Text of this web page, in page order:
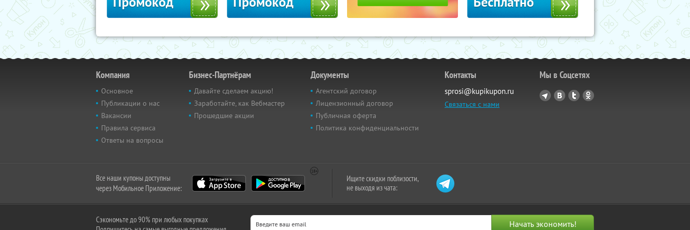
Компания
Основное
Публикации о нас
Вакансии
Правила сервиса
Ответы на вопросы
Бизнес-Партнёрам
Давайте сделаем акцию!
Заработайте, как Вебмастер
Прошедшие акции
Документы
Агентский договор
Лицензионный договор
Публичная оферта
Политика конфиденциальности
Контакты
sprosi@kupikupon.ru
Связаться с нами
Мы в Соцсетях
Все наши купоны доступны
через Мобильное Приложение:
Ищите скидки поблизости,
не выходя из чата:
Сэкономьте до 90% при любых покупках